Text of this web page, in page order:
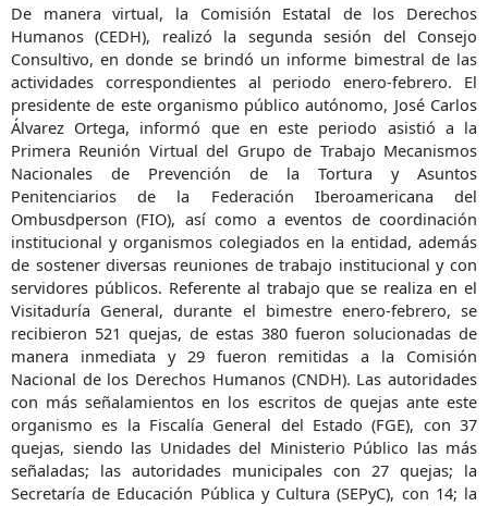
De manera virtual, la Comisión Estatal de los Derechos
Humanos (CEDH), realizó la segunda sesión del Consejo
Consultivo, en donde se brindó un informe bimestral de las
actividades correspondientes al periodo enero-febrero. El
presidente de este organismo público autónomo, José Carlos
Álvarez Ortega, informó que en este periodo asistió a la
Primera Reunión Virtual del Grupo de Trabajo Mecanismos
Nacionales de Prevención de la Tortura y Asuntos
Penitenciarios de la Federación Iberoamericana del
Ombusdperson (FIO), así como a eventos de coordinación
institucional y organismos colegiados en la entidad, además
de sostener diversas reuniones de trabajo institucional y con
servidores públicos. Referente al trabajo que se realiza en el
Visitaduría General, durante el bimestre enero-febrero, se
recibieron 521 quejas, de estas 380 fueron solucionadas de
manera inmediata y 29 fueron remitidas a la Comisión
Nacional de los Derechos Humanos (CNDH). Las autoridades
con más señalamientos en los escritos de quejas ante este
organismo es la Fiscalía General del Estado (FGE), con 37
quejas, siendo las Unidades del Ministerio Público las más
señaladas; las autoridades municipales con 27 quejas; la
Secretaría de Educación Pública y Cultura (SEPyC), con 14; la